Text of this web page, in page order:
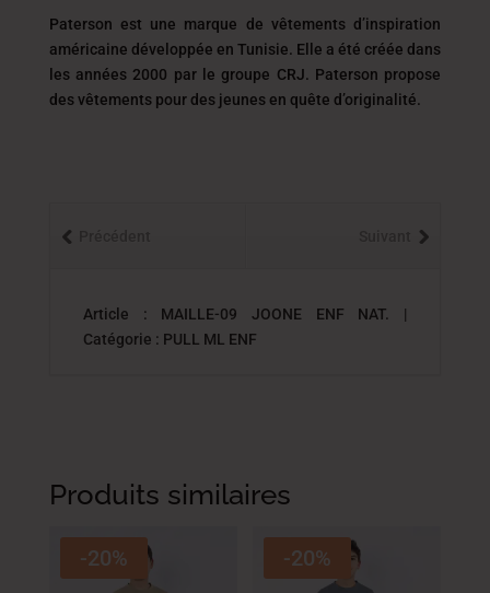
Paterson est une marque de vêtements d’inspiration
américaine développée en Tunisie. Elle a été créée dans
les années 2000 par le groupe CRJ. Paterson propose
des vêtements pour des jeunes en quête d’originalité.
Article : MAILLE-09 JOONE ENF NAT. |
Catégorie : PULL ML ENF
Produits similaires
-20% -20%